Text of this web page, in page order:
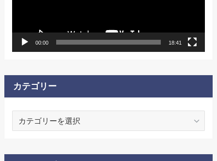
00:00 18:41
カテゴリー
リ